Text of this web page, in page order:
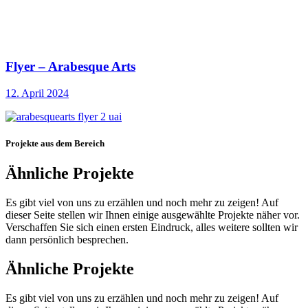
Flyer – Arabesque Arts
12. April 2024
Projekte aus dem Bereich
Ähnliche Projekte
Es gibt viel von uns zu erzählen und noch mehr zu zeigen! Auf
dieser Seite stellen wir Ihnen einige ausgewählte Projekte näher vor.
Verschaffen Sie sich einen ersten Eindruck, alles weitere sollten wir
dann persönlich besprechen.
Ähnliche Projekte
Es gibt viel von uns zu erzählen und noch mehr zu zeigen! Auf